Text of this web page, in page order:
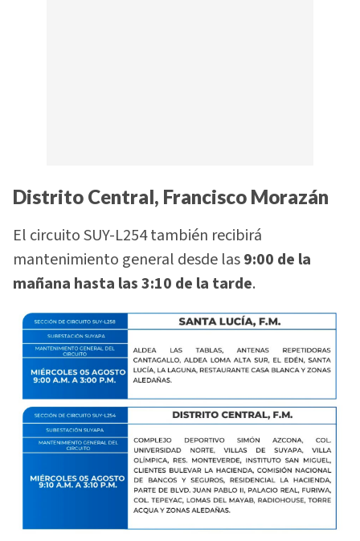
Distrito Central, Francisco Morazán
El circuito SUY-L254 también recibirá
mantenimiento general desde las9:00 de la
mañana hasta las 3:10 de la tarde.